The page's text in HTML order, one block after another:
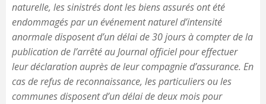
naturelle, les sinistrés dont les biens assurés ont été
endommagés par un événement naturel d’intensité
anormale disposent d’un délai de 30 jours à compter de la
publication de l’arrêté au Journal officiel pour effectuer
leur déclaration auprès de leur compagnie d’assurance. En
cas de refus de reconnaissance, les particuliers ou les
communes disposent d’un délai de deux mois pour